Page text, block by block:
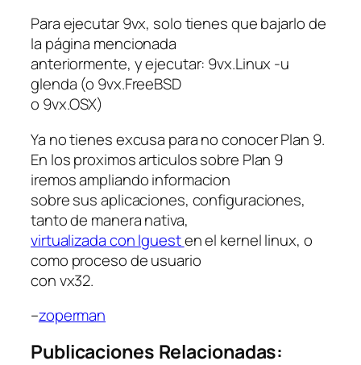
Para ejecutar 9vx, solo tienes que bajarlo de
la página mencionada
anteriormente, y ejecutar: 9vx.Linux -u
glenda (o 9vx.FreeBSD
o 9vx.OSX)
Ya no tienes excusa para no conocer Plan 9.
En los proximos articulos sobre Plan 9
iremos ampliando informacion
sobre sus aplicaciones, configuraciones,
tanto de manera nativa,
virtualizada con lguesten el kernel linux, o
como proceso de usuario
con vx32.
–zoperman
Publicaciones Relacionadas: